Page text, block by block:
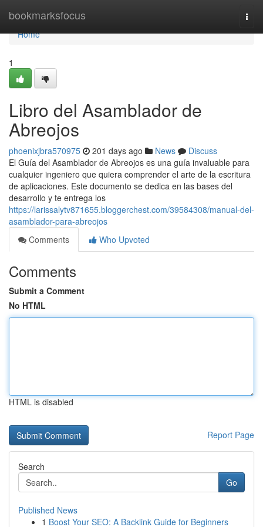
bookmarksfocus
Home
Home
1
Libro del Asamblador de
Abreojos
phoenixjbra570975 201 days ago News
Discuss
El Guía del Asamblador de Abreojos es una guía invaluable para
cualquier ingeniero que quiera comprender el arte de la escritura
de aplicaciones. Este documento se dedica en las bases del
desarrollo y te entrega los
https://larissalytv871655.bloggerchest.com/39584308/manual-del-
asamblador-para-abreojos
Comments
Who Upvoted
Comments
Submit a Comment
No HTML
HTML is disabled
Report Page
Search
Go
Published News
1 Boost Your SEO: A Backlink Guide for Beginners